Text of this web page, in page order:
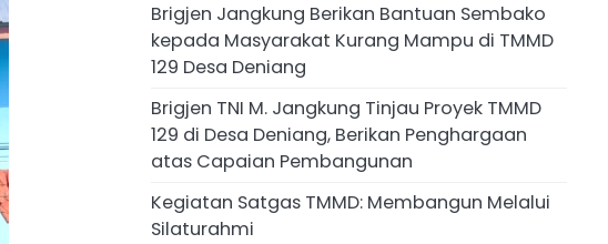
Brigjen Jangkung Berikan Bantuan Sembako
kepada Masyarakat Kurang Mampu di TMMD
129 Desa Deniang
Brigjen TNI M. Jangkung Tinjau Proyek TMMD
129 di Desa Deniang, Berikan Penghargaan
atas Capaian Pembangunan
Kegiatan Satgas TMMD: Membangun Melalui
Silaturahmi